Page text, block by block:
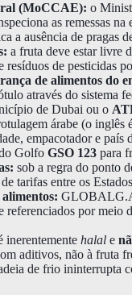
(MoCCAE): o
as remessas
a ausência de pragas
a fruta deve estar livre
resíduos de pesticidas
de alimentos do
através do sistema
de Dubai ou o
árabe (o inglês
empacotador e
Golfo GSO 123 para
sob a regra do ponto
tarifas entre os
alimentos:
referenciados por meio
inerentemente halal e
aditivos, não à fruta
de frio ininterrupta